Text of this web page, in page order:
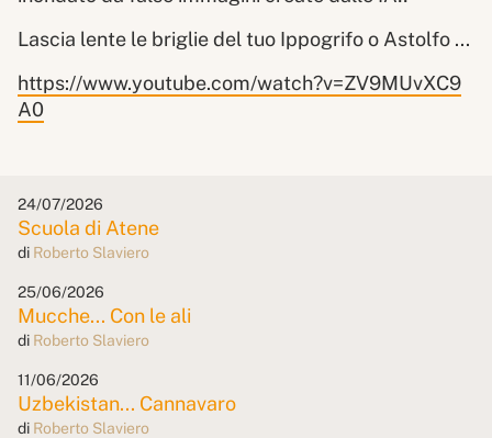
Lascia lente le briglie del tuo Ippogrifo o Astolfo ...
https://www.youtube.com/watch?v=ZV9MUvXC9
A0
24/07/2026
Scuola di Atene
di Roberto Slaviero
25/06/2026
Mucche... Con le ali
di Roberto Slaviero
11/06/2026
Uzbekistan... Cannavaro
di Roberto Slaviero